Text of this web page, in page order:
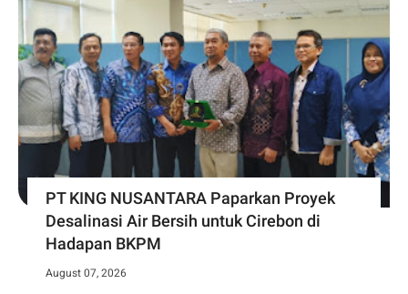
PT KING NUSANTARA Paparkan Proyek
Desalinasi Air Bersih untuk Cirebon di
Hadapan BKPM
August 07, 2026